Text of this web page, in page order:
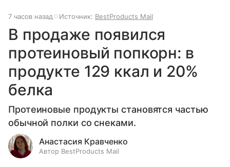
7 часов назад Источник: BestProducts Mail
В продаже появился
протеиновый попкорн: в
продукте 129 ккал и 20%
белка
Протеиновые продукты становятся частью
обычной полки со снеками.
Анастасия Кравченко
Автор BestProducts Mail